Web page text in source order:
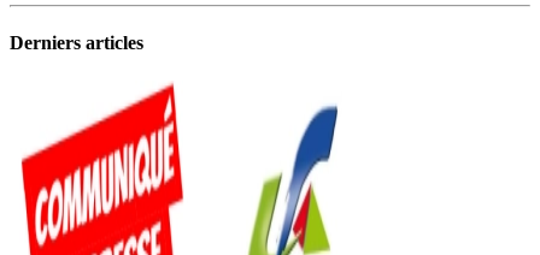
Derniers articles